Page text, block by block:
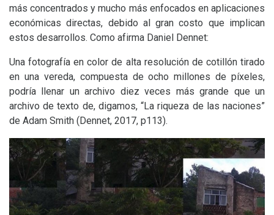
más concentrados y mucho más enfocados en aplicaciones
económicas directas, debido al gran costo que implican
estos desarrollos. Como afirma Daniel Dennet:
Una fotografía en color de alta resolución de cotillón tirado
en una vereda, compuesta de ocho millones de píxeles,
podría llenar un archivo diez veces más grande que un
archivo de texto de, digamos, “La riqueza de las naciones”
de Adam Smith (Dennet, 2017, p113).